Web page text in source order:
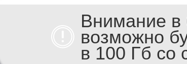
Внимание
возможно
в 100 Гб со